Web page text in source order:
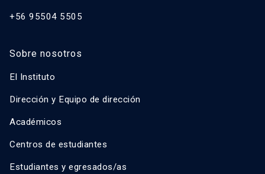
+56 95504 5505
Sobre nosotros
El Instituto
Dirección y Equipo de dirección
Académicos
Centros de estudiantes
Estudiantes y egresados/as